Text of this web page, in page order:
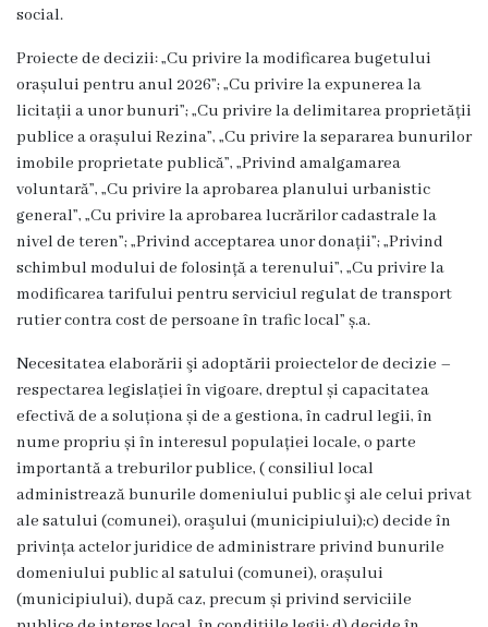
încasate
Întreprinderi
subordonate
Grădinița
nr.1
,,Leagănul
copilăriei”
nr.2
,,Andrieș”
Grădinița
nr.5
,,Bucuria”
Grădinița
social.
Proiecte de decizii: „Cu privire la modificarea bugetului
orașului pentru anul 2026”; „Cu privire la expunerea la
licitații a unor bunuri”; „Cu privire la delimitarea proprietății
publice a orașului Rezina”, „Cu privire la separarea bunurilor
imobile proprietate publică”, „Privind amalgamarea
voluntară”, „Cu privire la aprobarea planului urbanistic
general”, „Cu privire la aprobarea lucrărilor cadastrale la
nivel de teren”; „Privind acceptarea unor donații”; „Privind
schimbul modului de folosință a terenului”, „Cu privire la
modificarea tarifului pentru serviciul regulat de transport
rutier contra cost de persoane în trafic local” ș.a.
Necesitatea elaborării şi adoptării proiectelor de decizie –
respectarea legislației în vigoare, dreptul și capacitatea
efectivă de a soluționa și de a gestiona, în cadrul legii, în
nume propriu și în interesul populației locale, o parte
importantă a treburilor publice, ( consiliul local
administrează bunurile domeniului public şi ale celui privat
ale satului (comunei), oraşului (municipiului);c) decide în
privința actelor juridice de administrare privind bunurile
domeniului public al satului (comunei), orașului
(municipiului), după caz, precum și privind serviciile